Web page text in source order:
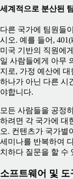
세계적으로 분산된
다른 국가에 팀원들
시오. 예를 들어,
미국 기반의 직원에
일 사람들에게 아무
지로, 가정 예산에
하나가 아닌 다른 시
야합니다.
모든 사람들을 공정
하려면 각 국가에 대
오. 컨텐츠가 국가별
세미나를 반복하여
치하다 질문을 할 수
소프트웨어 및 도